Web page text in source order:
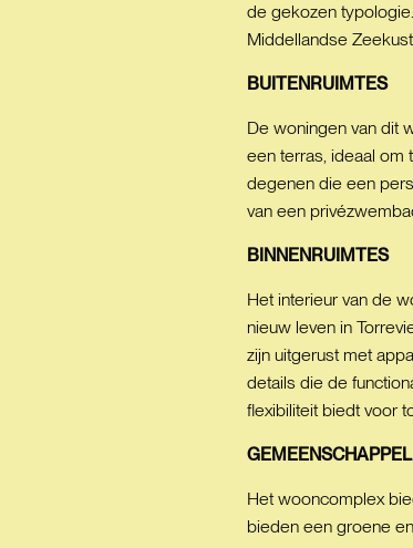
de gekozen
Middellandse
BUITENRUIMTES
De woningen van dit
een terras, ideaal om
degenen die een
van een
BINNENRUIMTES
Het interieur van de
nieuw leven in
zijn uitgerust met
details die de
flexibiliteit biedt voor
Het wooncomplex
bieden een groene